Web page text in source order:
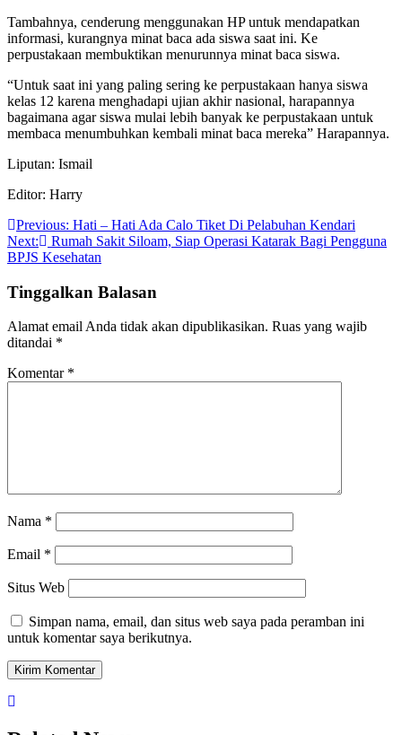
Tambahnya, cenderung menggunakan HP untuk mendapatkan
informasi, kurangnya minat baca ada siswa saat ini. Ke
perpustakaan membuktikan menurunnya minat baca siswa.
“Untuk saat ini yang paling sering ke perpustakaan hanya siswa
kelas 12 karena menghadapi ujian akhir nasional, harapannya
bagaimana agar siswa mulai lebih banyak ke perpustakaan untuk
membaca menumbuhkan kembali minat baca mereka” Harapannya.
Liputan: Ismail
Editor: Harry
Navigasi
pos
Previous: Hati – Hati Ada Calo Tiket Di Pelabuhan Kendari
Next:
Rumah Sakit Siloam, Siap Operasi Katarak Bagi Pengguna
BPJS Kesehatan
Tinggalkan Balasan
Alamat email Anda tidak akan dipublikasikan. Ruas yang wajib
ditandai *
Komentar *
Nama *
Email *
Situs Web
Simpan nama, email, dan situs web saya pada peramban ini
untuk komentar saya berikutnya.